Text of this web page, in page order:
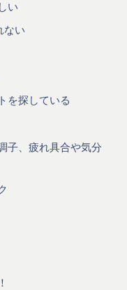
い
ない
を探している
子、疲れ具合や気分